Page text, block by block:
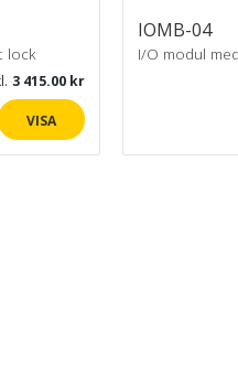
lock
3 415.00
VISA
I/O modul
IOMB-04